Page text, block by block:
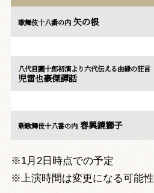
歌舞伎十八番の内矢の根
八代目團十郎初演より六代伝える由縁の狂言
児雷也豪傑譚話
新歌舞伎十八番の内春興鏡獅子
※1月2日時点での予定
※上演時間は変更になる可能